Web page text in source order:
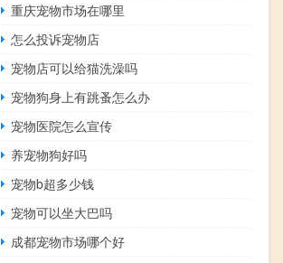
重庆宠物市场在哪里
怎么投诉宠物店
宠物店可以给猫洗澡吗
宠物狗身上有跳蚤怎么办
宠物医院怎么宣传
养宠物狗好吗
宠物b超多少钱
宠物可以坐大巴吗
成都宠物市场哪个好